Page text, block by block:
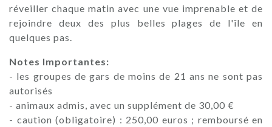
réveiller chaque matin avec une vue imprenable et de
rejoindre deux des plus belles plages de l'île en
quelques pas.
Notes Importantes:
- les groupes de gars de moins de 21 ans ne sont pas
autorisés
- animaux admis, avec un supplément de 30,00 €
- caution (obligatoire) : 250,00 euros ; remboursé en